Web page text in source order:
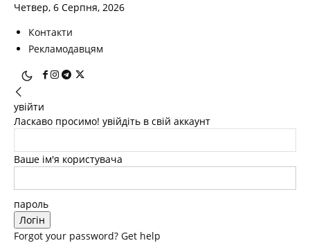
Четвер, 6 Серпня, 2026
Контакти
Рекламодавцям
увійти
Ласкаво просимо! увійдіть в свій аккаунт
Ваше ім'я користувача
пароль
Forgot your password? Get help